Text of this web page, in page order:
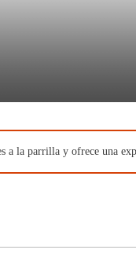
a la parrilla y ofrece una